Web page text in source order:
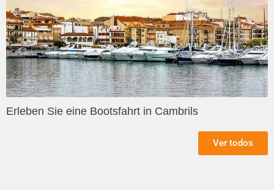
Erleben Sie eine Bootsfahrt in Cambrils
Ver todos